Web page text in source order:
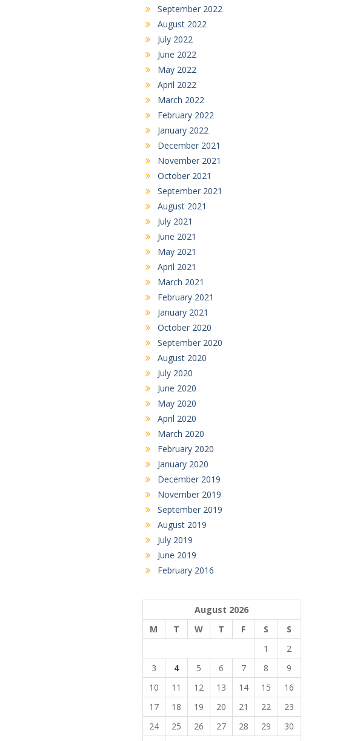
September 2022
August 2022
July 2022
June 2022
May 2022
April 2022
March 2022
February 2022
January 2022
December 2021
November 2021
October 2021
September 2021
August 2021
July 2021
June 2021
May 2021
April 2021
March 2021
February 2021
January 2021
October 2020
September 2020
August 2020
July 2020
June 2020
May 2020
April 2020
March 2020
February 2020
January 2020
December 2019
November 2019
September 2019
August 2019
July 2019
June 2019
February 2016
August 2026
M
T W T F S
S
1
2
3
4 5 6 7 8
9
10
11 12 13 14 15
16
17
18 19 20 21 22
23
24
25 26 27 28 29
30